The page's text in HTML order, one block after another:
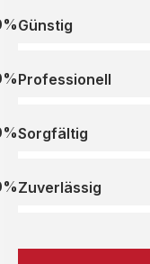
Günstig
Professionell
Sorgfältig
Zuverlässig